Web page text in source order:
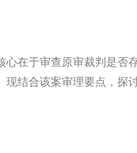
心在于审查原审裁判是否
现结合该案审理要点，探